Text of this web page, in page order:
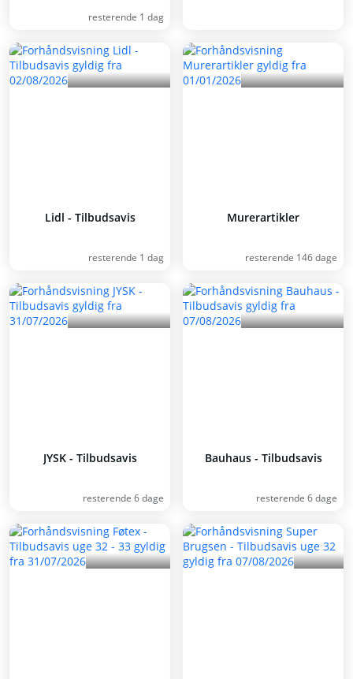
resterende 1 dag
Lidl - Tilbudsavis
resterende 1 dag
Murerartikler
resterende 146 dage
JYSK - Tilbudsavis
resterende 6 dage
Bauhaus - Tilbudsavis
resterende 6 dage